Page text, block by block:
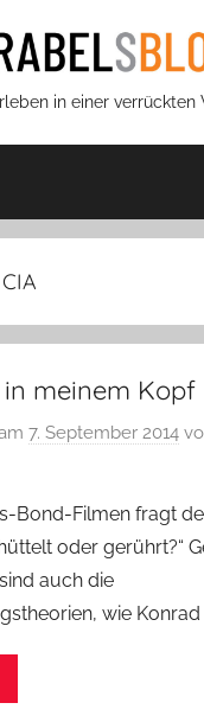
in einer verrückten
CIA
in meinem Kopf
7. September 2014
Bond-Filmen fragt
oder gerührt?“
auch die
wie Konrad